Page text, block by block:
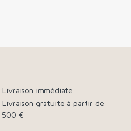
Livraison immédiate
Livraison gratuite à partir de
500 €